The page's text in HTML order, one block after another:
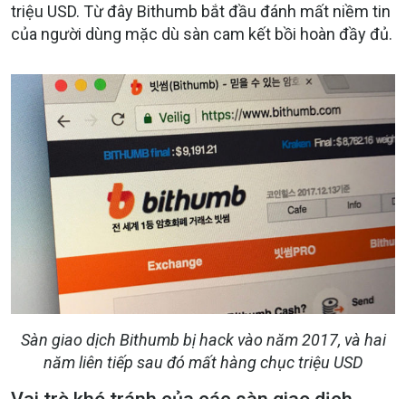
triệu USD. Từ đây Bithumb bắt đầu đánh mất niềm tin
của người dùng mặc dù sàn cam kết bồi hoàn đầy đủ.
Sàn giao dịch Bithumb bị hack vào năm 2017, và hai
năm liên tiếp sau đó mất hàng chục triệu USD